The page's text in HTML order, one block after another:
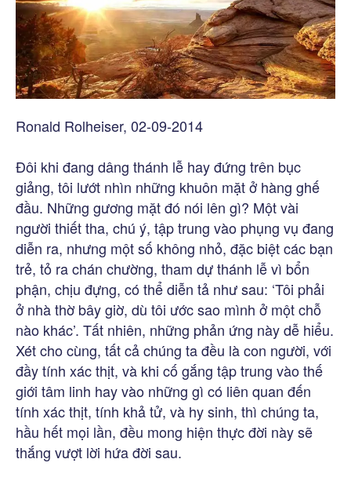
Ronald Rolheiser, 02-09-2014
Đôi khi đang dâng thánh lễ hay đứng trên bục
giảng, tôi lướt nhìn những khuôn mặt ở hàng ghế
đầu. Những gương mặt đó nói lên gì? Một vài
người thiết tha, chú ý, tập trung vào phụng vụ đang
diễn ra, nhưng một số không nhỏ, đặc biệt các bạn
trẻ, tỏ ra chán chường, tham dự thánh lễ vì bổn
phận, chịu đựng, có thể diễn tả như sau: ‘Tôi phải
ở nhà thờ bây giờ, dù tôi ước sao mình ở một chỗ
nào khác’. Tất nhiên, những phản ứng này dễ hiểu.
Xét cho cùng, tất cả chúng ta đều là con người, với
đầy tính xác thịt, và khi cố gắng tập trung vào thế
giới tâm linh hay vào những gì có liên quan đến
tính xác thịt, tính khả tử, và hy sinh, thì chúng ta,
hầu hết mọi lần, đều mong hiện thực đời này sẽ
thắng vượt lời hứa đời sau.